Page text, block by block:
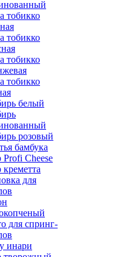
тобикко
тобикко
тобикко
тобикко
белый
розовый
бамбука
Cheese
для
для спринг-
инари